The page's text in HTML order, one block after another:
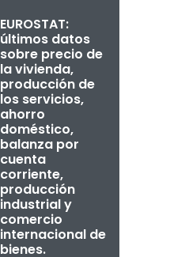
EUROSTAT:
últimos datos
sobre precio de
la vivienda,
producción de
los servicios,
ahorro
doméstico,
balanza por
cuenta
corriente,
producción
industrial y
comercio
internacional de
bienes.